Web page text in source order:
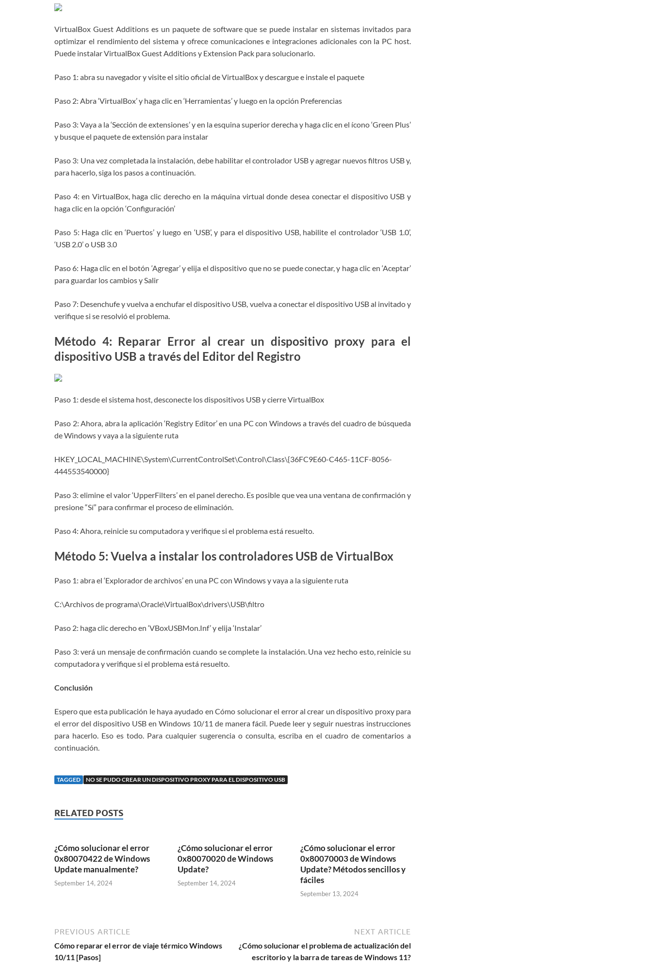
VirtualBox Guest Additions es un paquete de software que se puede instalar en sistemas invitados para
optimizar el rendimiento del sistema y ofrece comunicaciones e integraciones adicionales con la PC host.
Puede instalar VirtualBox Guest Additions y Extension Pack para solucionarlo.
Paso 1: abra su navegador y visite el sitio oficial de VirtualBox y descargue e instale el paquete
Paso 2: Abra ‘VirtualBox’ y haga clic en ‘Herramientas’ y luego en la opción Preferencias
Paso 3: Vaya a la ‘Sección de extensiones’ y en la esquina superior derecha y haga clic en el ícono ‘Green Plus’
y busque el paquete de extensión para instalar
Paso 3: Una vez completada la instalación, debe habilitar el controlador USB y agregar nuevos filtros USB y,
para hacerlo, siga los pasos a continuación.
Paso 4: en VirtualBox, haga clic derecho en la máquina virtual donde desea conectar el dispositivo USB y
haga clic en la opción ‘Configuración’
Paso 5: Haga clic en ‘Puertos’ y luego en ‘USB’, y para el dispositivo USB, habilite el controlador ‘USB 1.0’,
‘USB 2.0’ o USB 3.0
Paso 6: Haga clic en el botón ‘Agregar’ y elija el dispositivo que no se puede conectar, y haga clic en ‘Aceptar’
para guardar los cambios y Salir
Paso 7: Desenchufe y vuelva a enchufar el dispositivo USB, vuelva a conectar el dispositivo USB al invitado y
verifique si se resolvió el problema.
Método 4: Reparar Error al crear un dispositivo proxy para el
dispositivo USB a través del Editor del Registro
Paso 1: desde el sistema host, desconecte los dispositivos USB y cierre VirtualBox
Paso 2: Ahora, abra la aplicación ‘Registry Editor’ en una PC con Windows a través del cuadro de búsqueda
de Windows y vaya a la siguiente ruta
HKEY_LOCAL_MACHINE\System\CurrentControlSet\Control\Class\{36FC9E60-C465-11CF-8056-
444553540000}
Paso 3: elimine el valor ‘UpperFilters’ en el panel derecho. Es posible que vea una ventana de confirmación y
presione “Sí” para confirmar el proceso de eliminación.
Paso 4: Ahora, reinicie su computadora y verifique si el problema está resuelto.
Método 5: Vuelva a instalar los controladores USB de VirtualBox
Paso 1: abra el ‘Explorador de archivos’ en una PC con Windows y vaya a la siguiente ruta
C:\Archivos de programa\Oracle\VirtualBox\drivers\USB\filtro
Paso 2: haga clic derecho en ‘VBoxUSBMon.Inf’ y elija ‘Instalar’
Paso 3: verá un mensaje de confirmación cuando se complete la instalación. Una vez hecho esto, reinicie su
computadora y verifique si el problema está resuelto.
Conclusión
Espero que esta publicación le haya ayudado en Cómo solucionar el error al crear un dispositivo proxy para
el error del dispositivo USB en Windows 10/11 de manera fácil. Puede leer y seguir nuestras instrucciones
para hacerlo. Eso es todo. Para cualquier sugerencia o consulta, escriba en el cuadro de comentarios a
continuación.
TAGGED NO SE PUDO CREAR UN DISPOSITIVO PROXY PARA EL DISPOSITIVO USB
RELATED POSTS
¿Cómo solucionar el error
0x80070422 de Windows
Update manualmente?
September 14, 2024
¿Cómo solucionar el error
0x80070020 de Windows
Update?
September 14, 2024
¿Cómo solucionar el error
0x80070003 de Windows
Update? Métodos sencillos y
fáciles
September 13, 2024
PREVIOUS ARTICLE
Cómo reparar el error de viaje térmico Windows
10/11 [Pasos]
NEXT ARTICLE
¿Cómo solucionar el problema de actualización del
escritorio y la barra de tareas de Windows 11?
Techs & Gizmos utilizará la información que